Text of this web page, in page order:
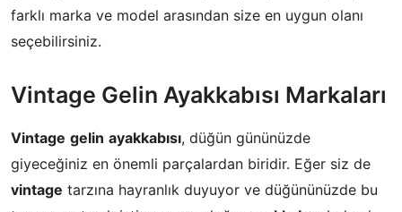
farklı marka ve model arasından size en uygun olanı
seçebilirsiniz.
Vintage Gelin Ayakkabısı Markaları
Vintage gelin ayakkabısı, düğün gününüzde
giyeceğiniz en önemli parçalardan biridir. Eğer siz de
vintage tarzına hayranlık duyuyor ve düğününüzde bu